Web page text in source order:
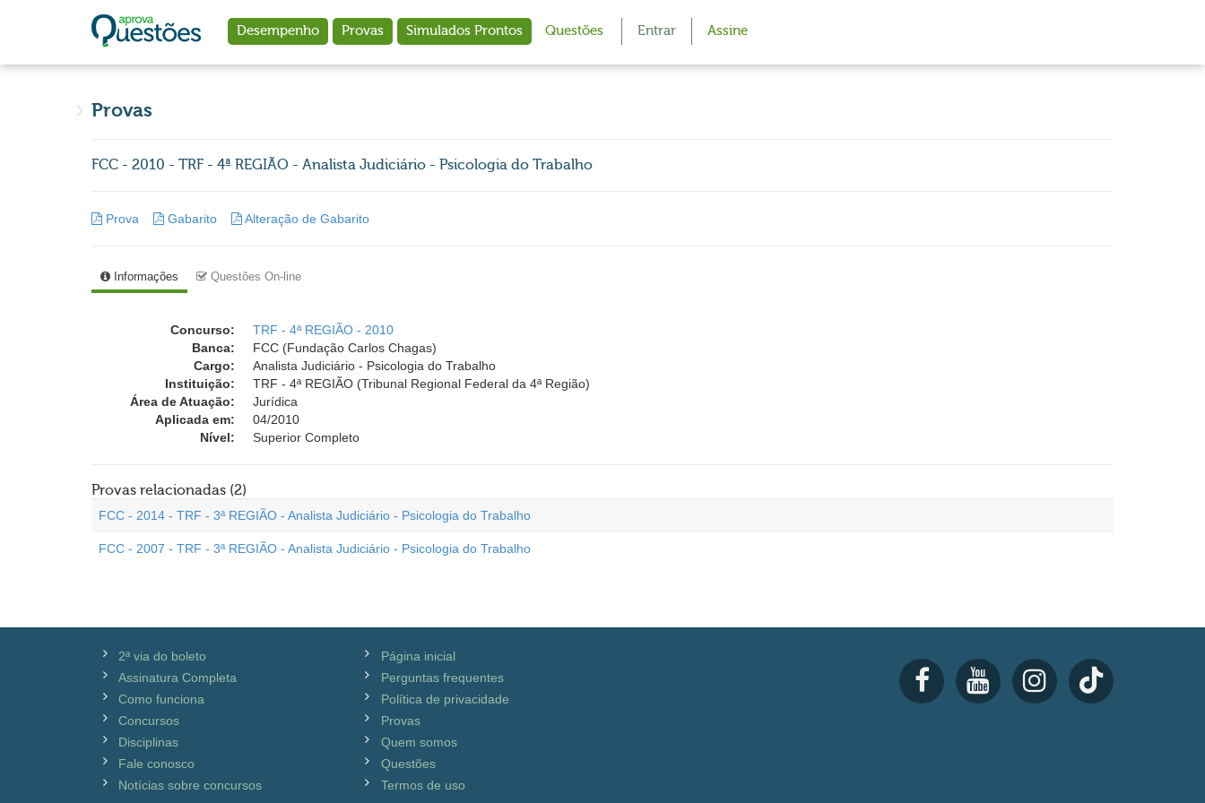
Desempenho Provas Simulados Prontos Questões Entrar Assine
Provas
FCC - 2010 - TRF - 4ª REGIÃO - Analista Judiciário - Psicologia do Trabalho
Prova Gabarito Alteração de Gabarito
Informações Questões On-line
Concurso:
TRF - 4ª REGIÃO - 2010
Banca:
FCC (Fundação Carlos Chagas)
Cargo:
Analista Judiciário - Psicologia do Trabalho
Instituição:
TRF - 4ª REGIÃO (Tribunal Regional Federal da 4ª Região)
Área de Atuação:
Jurídica
Aplicada em:
04/2010
Nível:
Superior Completo
Provas relacionadas (2)
FCC - 2014 - TRF - 3ª REGIÃO - Analista Judiciário - Psicologia do Trabalho
FCC - 2007 - TRF - 3ª REGIÃO - Analista Judiciário - Psicologia do Trabalho
2ª via do boleto
Assinatura Completa
Como funciona
Concursos
Disciplinas
Fale conosco
Notícias sobre concursos
Página inicial
Perguntas frequentes
Política de privacidade
Provas
Quem somos
Questões
Termos de uso